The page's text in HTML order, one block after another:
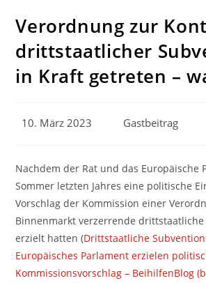
Verordnung zur
drittstaatlicher
in Kraft getreten –
Beitrag
10. März 2023
Beitrags-
Gastbeitrag
Nachdem der Rat und das Europäische
Sommer letzten Jahres eine politische
Vorschlag der Kommission einer
Binnenmarkt verzerrende drittstaatliche
erzielt hatten (Drittstaatliche
Europäisches Parlament erzielen
Kommissionsvorschlag – BeihilfenBlog